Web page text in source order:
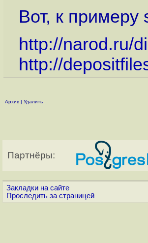
Вот, к
http://narod.ru/
http://
Архив | Удалить
Партнёры:
Закладки на сайте
Проследить за страницей